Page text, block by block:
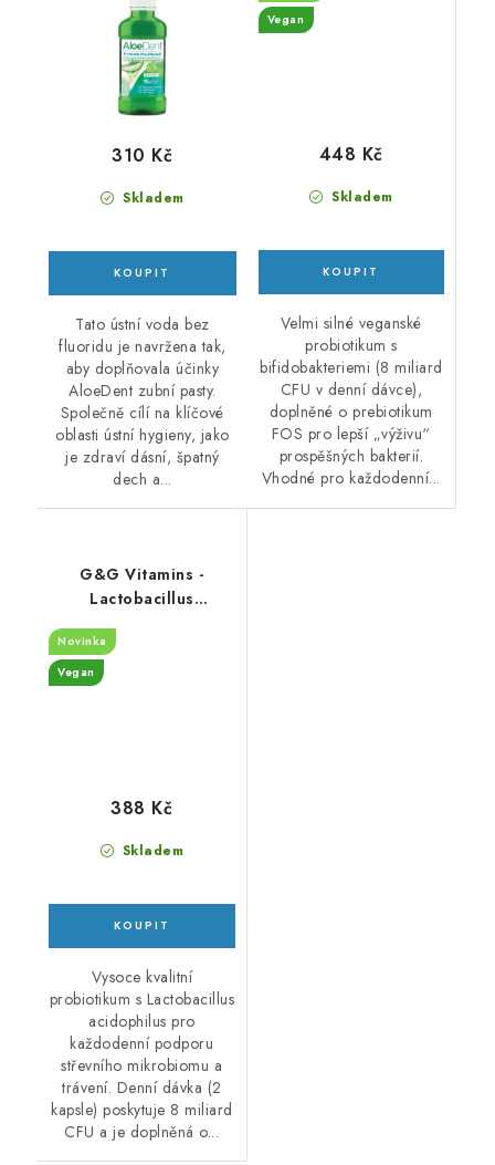
Skladem
310 Kč
Tato ústní voda bez
fluoridu je navržena tak,
aby doplňovala účinky
AloeDent zubní pasty.
Společně cílí na klíčové
oblasti ústní hygieny, jako
je zdraví dásní, špatný
dech a...
Vegan
Skladem
448 Kč
Velmi silné veganské
probiotikum s
bifidobakteriemi (8 miliard
CFU v denní dávce),
doplněné o prebiotikum
FOS pro lepší „výživu“
prospěšných bakterií.
Vhodné pro každodenní...
G&G Vitamins -
Lactobacillus
Acidophilus – 8 Billion
– 60 vegan kapslí
Novinka
Vegan
Skladem
388 Kč
Vysoce kvalitní
probiotikum s Lactobacillus
acidophilus pro
každodenní podporu
střevního mikrobiomu a
trávení. Denní dávka (2
kapsle) poskytuje 8 miliard
CFU a je doplněná o...